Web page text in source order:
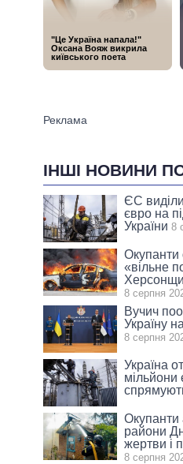
ІНШІ НОВИНИ
ЄС
євро на
України 8
Окупанти
«вільне
8 серпня
Вучич
Україну
8 серпня
Україна
Окупанти
райони
жертви і
8 серпня